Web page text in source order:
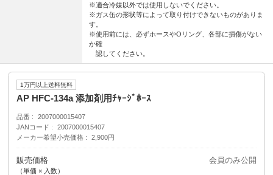
※適合冷媒以外では使用しないでください。
※ガス缶の形状等によって取り付けできないものがありま
す。
※使用前には、必ずホースやOリング、各部に損傷がない
か確
認してください。
1万円以上送料無料
AP HFC-134a 添加剤用ﾁｬｰｼﾞﾎｰｽ
品番
2007000015407
JANコード
2007000015407
メーカー希望小売価格
2,900円
販売価格
（単価 × 入数）
会員のみ公開